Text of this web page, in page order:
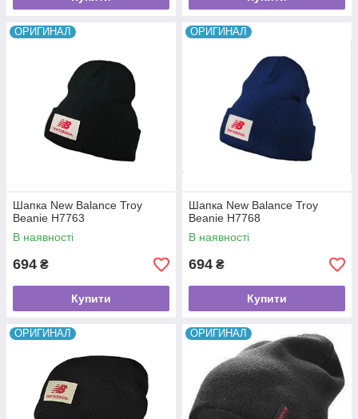
ОРИГИНАЛ
Шапка New Balance Troy
Beanie H7763
В наявності
694 ₴
Купити
ОРИГИНАЛ
Шапка New Balance Troy
Beanie H7768
В наявності
694 ₴
Купити
ОРИГИНАЛ ОРИГИНАЛ